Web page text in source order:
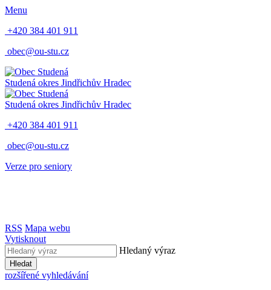
Menu
+420 384 401 911
obec@ou-stu.cz
Studená okres Jindřichův Hradec
Studená okres Jindřichův Hradec
+420 384 401 911
obec@ou-stu.cz
Verze pro seniory
RSS Mapa webu
Vytisknout
Hledaný výraz
Hledat
rozšířené vyhledávání